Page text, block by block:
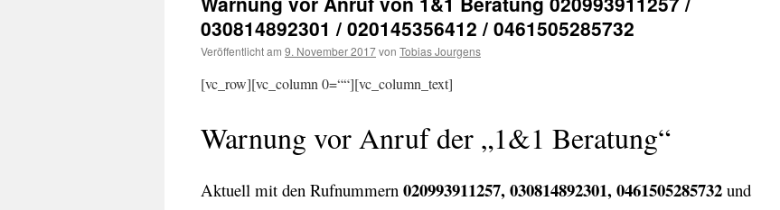
030814892301 / 020145356412 / 0461505285732
Veröffentlicht am 9. November 2017von Tobias Jourgens
[vc_row][vc_column 0=““][vc_column_text]
Warnung vor Anruf der „1&1 Beratung“
Aktuell mit den Rufnummern 020993911257, 030814892301, 0461505285732 und